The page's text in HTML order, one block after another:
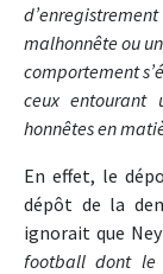
malhonnête ou
comportement
ceux entourant
honnêtes en
En effet, le
dépôt de la
ignorait que
football dont le